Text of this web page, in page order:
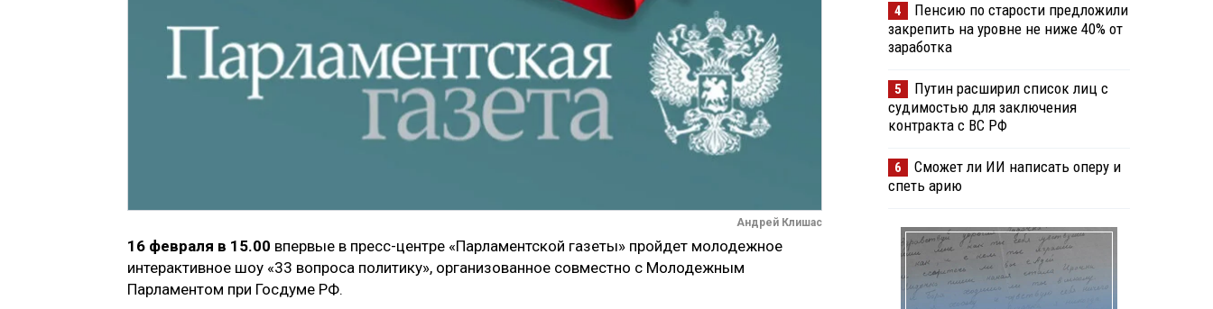
Андрей Клишас
16 февраля в 15.00 впервые в пресс-центре «Парламентской газеты» пройдет молодежное
интерактивное шоу «33 вопроса политику», организованное совместно с Молодежным
Парламентом при Госдуме РФ.
4
Пенсию по старости предложили
закрепить на уровне не ниже 40% от
заработка
5
Путин расширил список лиц с
судимостью для заключения
контракта с ВС РФ
6
Сможет ли ИИ написать оперу и
спеть арию